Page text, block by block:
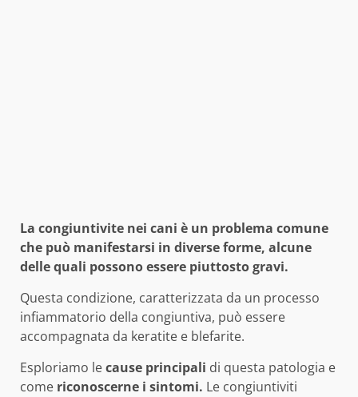
La congiuntivite nei cani è un problema comune
che può manifestarsi in diverse forme, alcune
delle quali possono essere piuttosto gravi.
Questa condizione, caratterizzata da un processo
infiammatorio della congiuntiva, può essere
accompagnata da keratite e blefarite.
Esploriamo lecause principali di questa patologia e
come riconoscerne i sintomi. Le congiuntiviti